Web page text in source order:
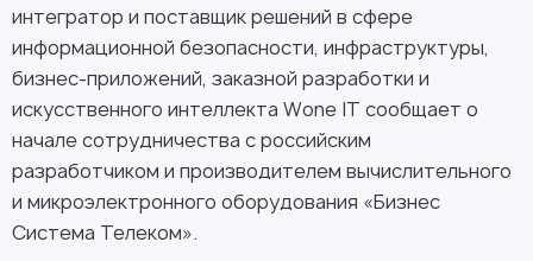
интегратор и поставщик решений в сфере
информационной безопасности, инфраструктуры,
бизнес-приложений, заказной разработки и
искусственного интеллекта Wone IT сообщает о
начале сотрудничества с российским
разработчиком и производителем вычислительного
и микроэлектронного оборудования «Бизнес
Система Телеком».